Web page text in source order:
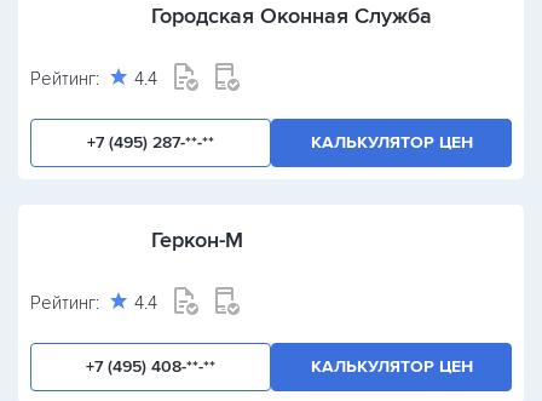
Городская Оконная Служба
Рейтинг: 4.4
+7 (495) 287-**-** КАЛЬКУЛЯТОР ЦЕН
Геркон-М
Рейтинг: 4.4
+7 (495) 408-**-** КАЛЬКУЛЯТОР ЦЕН